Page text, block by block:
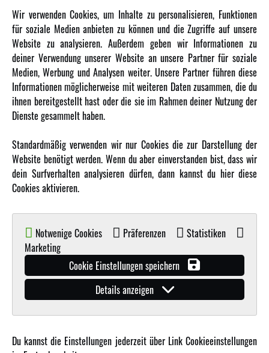
Newsletter
Über uns
Karriere
Amewi Kataloge
MEHR VON AMEWI
Amewi Construction - Nutzfahrzeuge
Malinos - Die kreative Seite von Amewi
Werden Sie Amewi Händler
© Copyright 2019 - 2026 Amewi Trade GmbH - Alle Rechte vorbehalten |Impressum| Der
Wir verwenden Cookies, um Inhalte zu personalisieren, Funktionen
für soziale Medien anbieten zu können und die Zugriffe auf unsere
Website zu analysieren. Außerdem geben wir Informationen zu
deiner Verwendung unserer Website an unsere Partner für soziale
Medien, Werbung und Analysen weiter. Unsere Partner führen diese
Informationen möglicherweise mit weiteren Daten zusammen, die du
ihnen bereitgestellt hast oder die sie im Rahmen deiner Nutzung der
Dienste gesammelt haben.
Standardmäßig verwenden wir nur Cookies die zur Darstellung der
Website benötigt werden. Wenn du aber einverstanden bist, dass wir
dein Surfverhalten analysieren dürfen, dann kannst du hier diese
Cookies aktivieren.
Notwenige Cookies Präferenzen
Statistiken
Marketing
Cookie Einstellungen speichern
Details anzeigen
Du kannst die Einstellungen jederzeit über Link Cookieeinstellungen